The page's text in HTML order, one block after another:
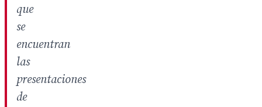
que
se
encuentran
las
presentaciones
de